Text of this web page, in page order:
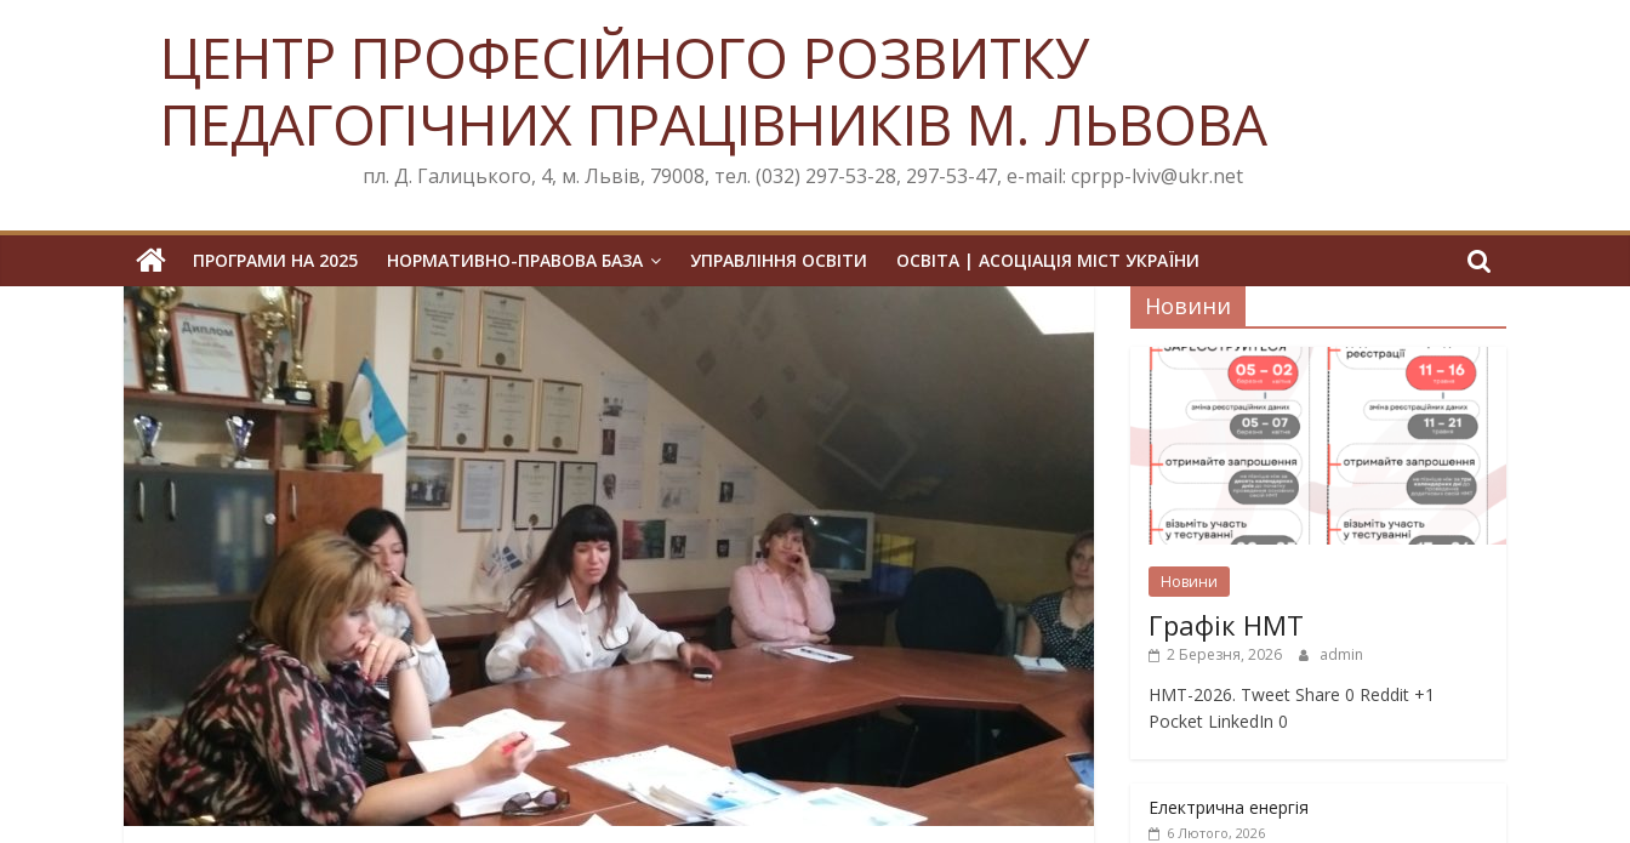
ЦЕНТР ПРОФЕСІЙНОГО РОЗВИТКУ
ПЕДАГОГІЧНИХ ПРАЦІВНИКІВ М. ЛЬВОВА
пл. Д. Галицького, 4, м. Львів, 79008, тел. (032) 297-53-28, 297-53-47, e-mail: cprpp-lviv@ukr.net
ПРОГРАМИ НА 2025 НОРМАТИВНО-ПРАВОВА БАЗА УПРАВЛІННЯ ОСВІТИ ОСВІТА | АСОЦІАЦІЯ МІСТ УКРАЇНИ
Новини
Новини
Графік НМТ
2 Березня, 2026 admin
НМТ-2026. Tweet Share 0 Reddit +1
Pocket LinkedIn 0
Електрична енергія
6 Лютого, 2026